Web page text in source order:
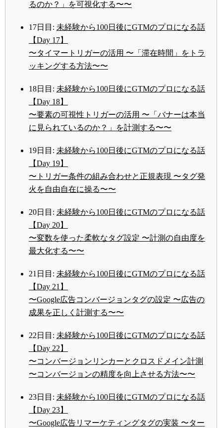
るのか？」を可視化する〜〜
17日目: 未経験から100日後にGTMのプロになる話
【Day 17】
〜タイマートリガーの活用 〜「滞在時間」をトラ
ッキングする方法〜〜
18日目: 未経験から100日後にGTMのプロになる話
【Day 18】
〜要素の可視性トリガーの活用 〜「バナーは本当
に見られているのか？」を計測する〜〜
19日目: 未経験から100日後にGTMのプロになる話
【Day 19】
〜トリガー条件の組み合わせと正規表現 〜タグ発
火を自由自在に操る〜〜
20日目: 未経験から100日後にGTMのプロになる話
【Day 20】
〜変数を使った柔軟なタグ設定 〜計測の自由度を
最大化する〜〜
21日目: 未経験から100日後にGTMのプロになる話
【Day 21】
〜Google広告コンバージョンタグの設定 〜広告の
成果を正しく計測する〜〜
22日目: 未経験から100日後にGTMのプロになる話
【Day 22】
〜コンバージョンリンカーとクロスドメイン計測
〜コンバージョンの精度を向上させる方法〜〜
23日目: 未経験から100日後にGTMのプロになる話
【Day 23】
〜Google広告リマーケティングタグの実装 〜ター